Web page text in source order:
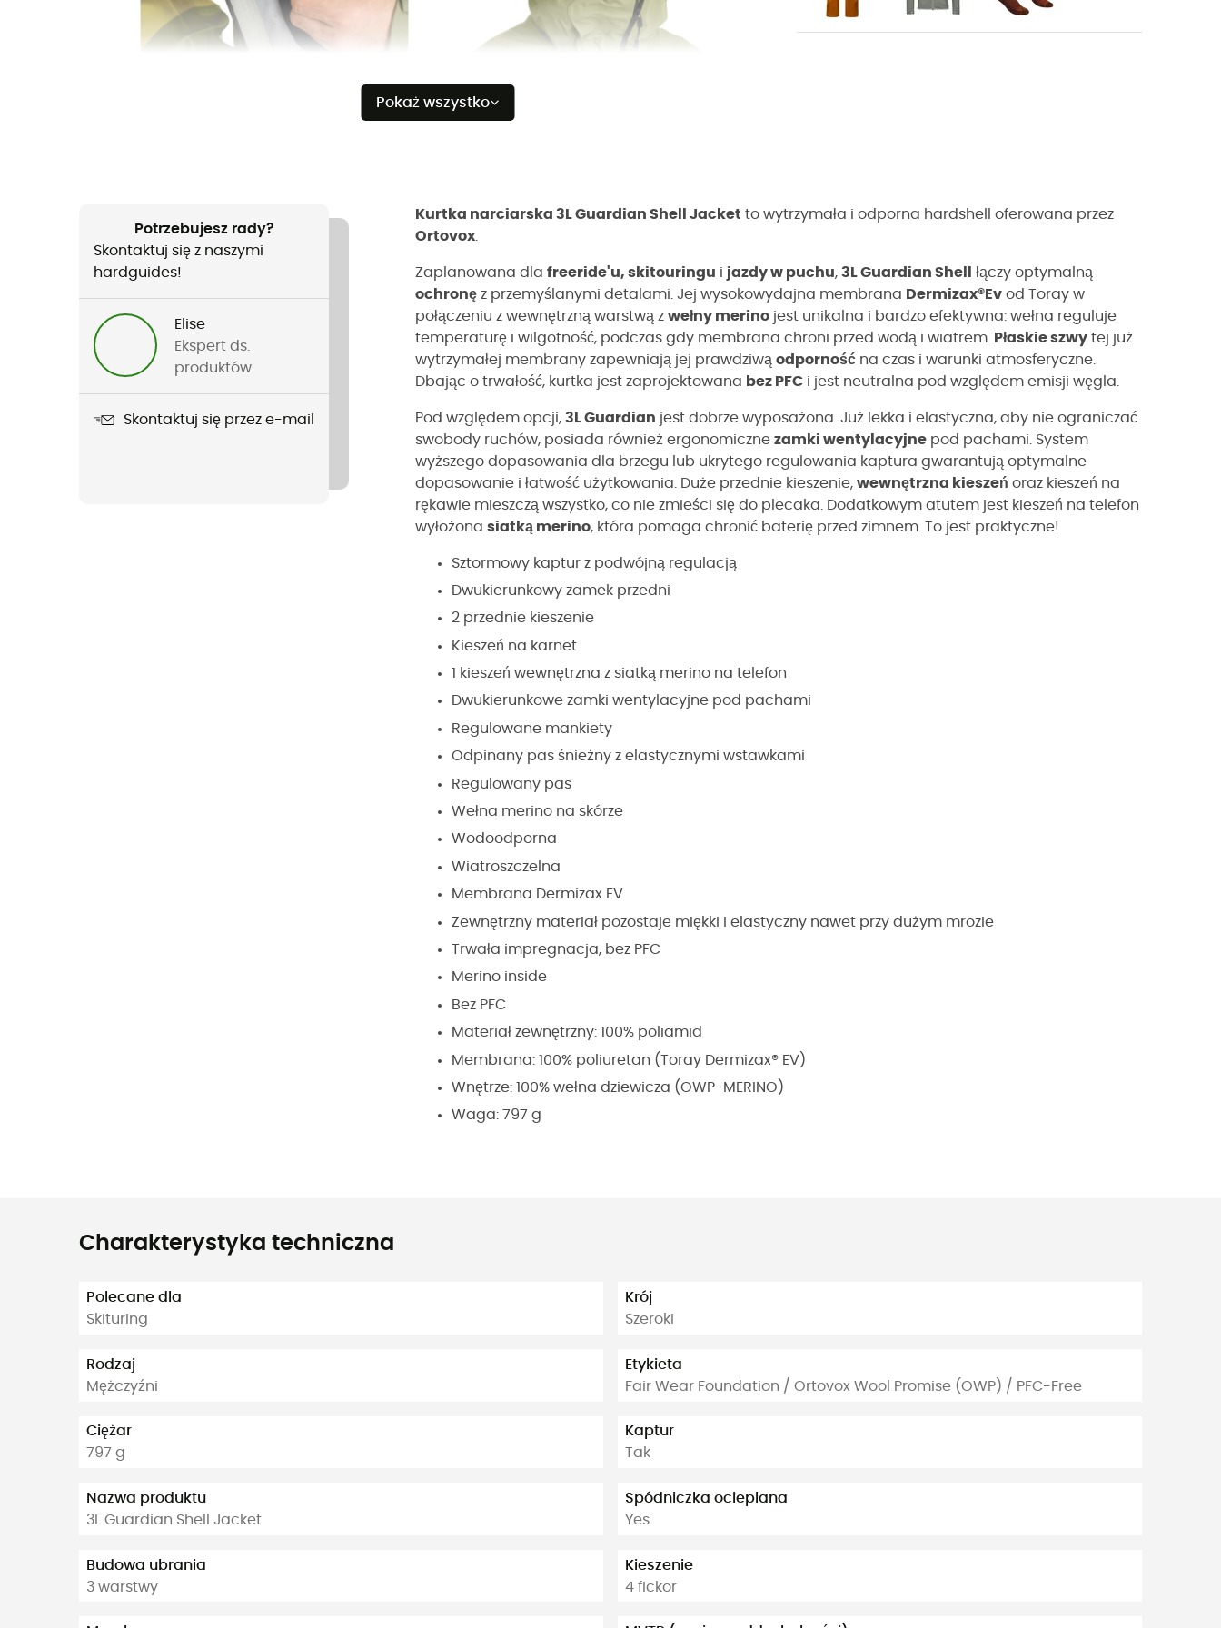
Pokaż wszystko
Potrzebujesz rady?
Skontaktuj się z naszymi
hardguides!
Elise
Ekspert ds.
produktów
Skontaktuj się przez e-mail
Kurtka narciarska 3L Guardian Shell Jacket to wytrzymała i odporna hardshell oferowana przez
Ortovox
Zaplanowana dla freeride'u, skitouringu i jazdy w puchu, 3L Guardian Shell
łączy optymalną
ochronę z przemyślanymi detalami. Jej wysokowydajna membrana Dermizax®Ev od Toray w
połączeniu z wewnętrzną warstwą z wełny merino jest unikalna i bardzo efektywna: wełna reguluje
temperaturę i wilgotność, podczas gdy membrana chroni przed wodą i wiatrem. Płaskie szwy tej już
wytrzymałej membrany zapewniają jej prawdziwą odporność na czas i warunki atmosferyczne.
Dbając o trwałość, kurtka jest zaprojektowana bez PFC i jest neutralna pod względem emisji węgla.
Pod względem opcji, 3L Guardian jest dobrze wyposażona. Już lekka i elastyczna, aby nie ograniczać
swobody ruchów, posiada również ergonomiczne zamki wentylacyjne pod pachami. System
wyższego dopasowania dla brzegu lub ukrytego regulowania kaptura gwarantują optymalne
dopasowanie i łatwość użytkowania. Duże przednie kieszenie, wewnętrzna kieszeń oraz kieszeń na
rękawie mieszczą wszystko, co nie zmieści się do plecaka. Dodatkowym atutem jest kieszeń na telefon
wyłożona siatką merino, która pomaga chronić baterię przed zimnem. To jest praktyczne!
Sztormowy kaptur z podwójną regulacją
Dwukierunkowy zamek przedni
2 przednie kieszenie
Kieszeń na karnet
1 kieszeń wewnętrzna z siatką merino na telefon
Dwukierunkowe zamki wentylacyjne pod pachami
Regulowane mankiety
Odpinany pas śnieżny z elastycznymi wstawkami
Regulowany pas
Wełna merino na skórze
Wodoodporna
Wiatroszczelna
Membrana Dermizax EV
Zewnętrzny materiał pozostaje miękki i elastyczny nawet przy dużym mrozie
Trwała impregnacja, bez PFC
Merino inside
Bez PFC
Materiał zewnętrzny: 100% poliamid
Membrana: 100% poliuretan (Toray Dermizax® EV)
Wnętrze: 100% wełna dziewicza (OWP-MERINO)
Waga: 797 g
Charakterystyka techniczna
Polecane dla
Skituring
Rodzaj
Mężczyźni
Ciężar
797 g
Nazwa produktu
3L Guardian Shell Jacket
Budowa ubrania
3 warstwy
Krój
Szeroki
Etykieta
Fair Wear Foundation / Ortovox Wool Promise (OWP) / PFC-Free
Kaptur
Tak
Spódniczka ocieplana
Yes
Kieszenie
4 fickor